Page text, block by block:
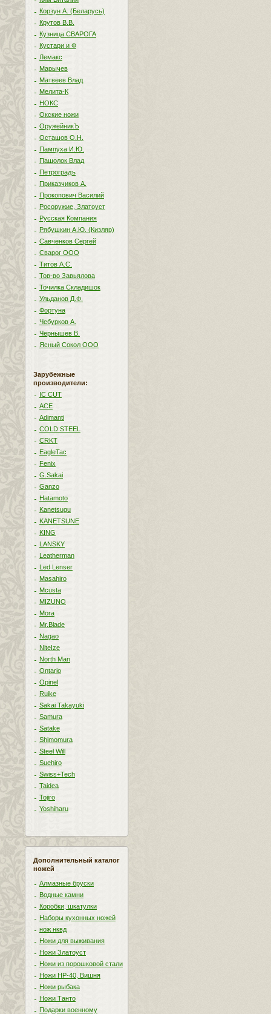
Корзун А. (Беларусь)
Крутов В.В.
Кузница СВАРОГА
Кустари и Ф
Лемакс
Марычев
Матвеев Влад
Мелита-К
НОКС
Окские ножи
ОружейникЪ
Осташов О.Н.
Пампуха И.Ю.
Пашолок Влад
Петроградъ
Приказчиков А.
Прокопович Василий
Росоружие, Златоуст
Русская Компания
Рябушкин А.Ю. (Кизляр)
Савченков Сергей
Сварог ООО
Титов А.С.
Тов-во Завьялова
Точилка Складишок
Ульданов Д.Ф.
Фортуна
Чебурков А.
Чернышев В.
Ясный Сокол ООО
Зарубежные
производители:
IC CUT
ACE
Adimanti
COLD STEEL
CRKT
EagleTac
Fenix
G.Sakai
Ganzo
Hatamoto
Kanetsugu
KANETSUNE
KING
LANSKY
Leatherman
Led Lenser
Masahiro
Mcusta
MIZUNO
Mora
Mr.Blade
Nagao
NiteIze
North Man
Ontario
Opinel
Ruike
Sakai Takayuki
Samura
Satake
Shimomura
Steel Will
Suehiro
Swiss+Tech
Taidea
Tojiro
Yoshiharu
Дополнительный каталог
ножей
Алмазные бруски
Водные камни
Коробки, шкатулки
Наборы кухонных ножей
нож нквд
Ножи для выживания
Ножи Златоуст
Ножи из порошковой стали
Ножи НР-40, Вишня
Ножи рыбака
Ножи Танто
Подарки военному